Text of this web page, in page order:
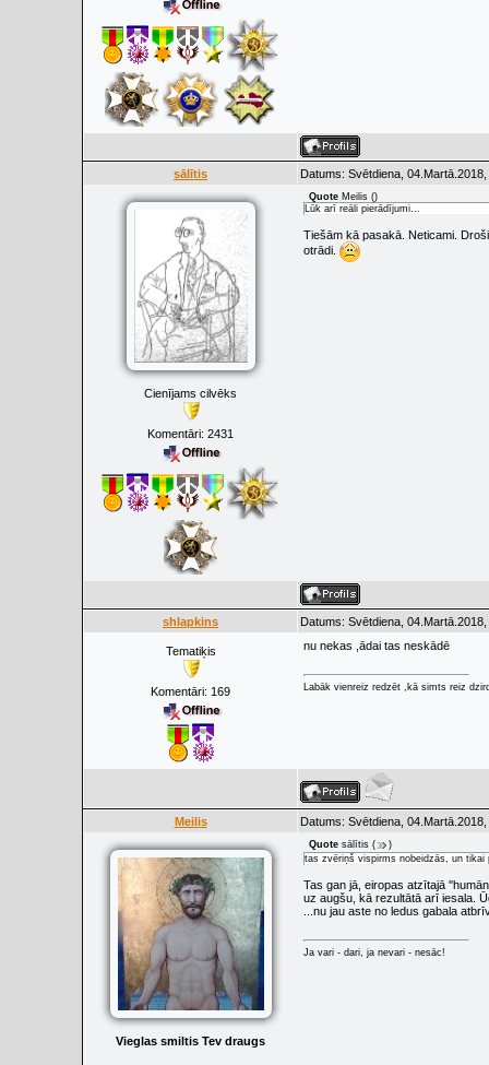
sālītis Datums: Svētdiena,
Cienījams cilvēks
Komentāri: 2431
Quote Meilis ()
Lūk arī reāli pierādījumi...
Tiešām kā pasakā. Neticami.
otrādi.
shlapkins Datums: Svētdiena,
Tematiķis
Komentāri: 169
nu nekas ,ādai tas neskādē
Labāk vienreiz redzēt ,kā simts reiz
Meilis Datums: Svētdiena,
Vieglas smiltis Tev draugs
Quote sālītis (
)
tas zvēriņš vispirms nobeidzās, un
Tas gan jā, eiropas atzītajā
uz augšu, kā rezultātā arī iesala.
...nu jau aste no ledus gabala
Ja vari - dari, ja nevari - nesāc!